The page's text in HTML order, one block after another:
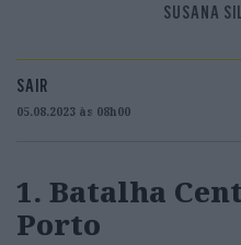
SUSANA
SAIR
05.08.2023 às 08h00
1. Batalha
Porto